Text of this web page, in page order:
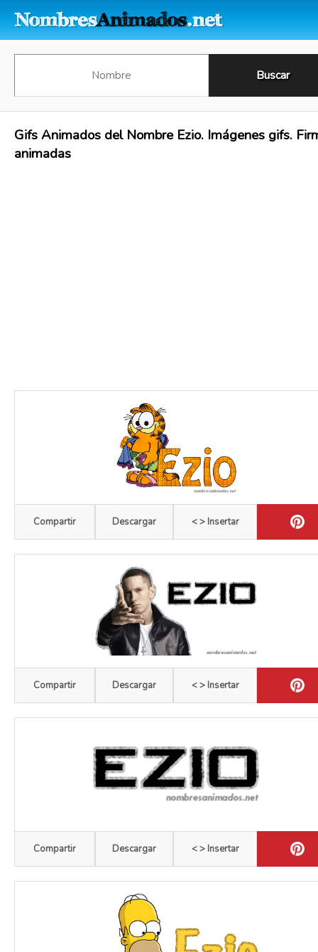
Gifs Animados del Nombre Ezio. Imágenes gifs.
animadas
Compartir Descargar < > Insertar
Compartir Descargar < > Insertar
Compartir Descargar < > Insertar